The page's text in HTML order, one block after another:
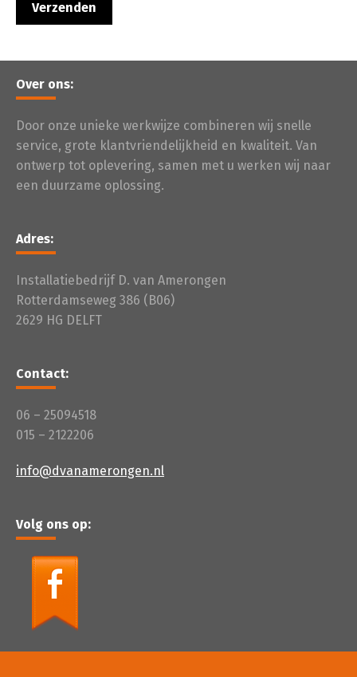
Over ons:
Door onze unieke werkwijze combineren wij snelle
service, grote klantvriendelijkheid en kwaliteit. Van
ontwerp tot oplevering, samen met u werken wij naar
een duurzame oplossing.
Adres:
Installatiebedrijf D. van Amerongen
Rotterdamseweg 386 (B06)
2629 HG DELFT
Contact:
06 – 25094518
015 – 2122206
info@dvanamerongen.nl
Volg ons op: